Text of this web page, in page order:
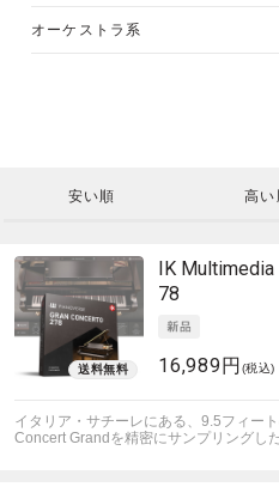
オーケストラ系
安い順 高い
IK Multimedia
78
16,989円 (税込)
イタリア・サチーレにある、9.5フィー
Concert Grandを精密にサンプリングし